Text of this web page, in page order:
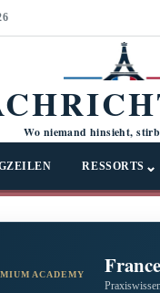
Wo niemand hinsieht,
RESSORTS ⌄
ACADEMY